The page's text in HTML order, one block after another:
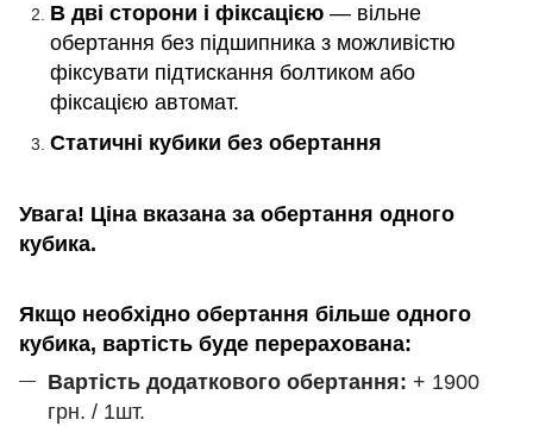
В дві сторони і фіксацією — вільне
обертання без підшипника з можливістю
фіксувати підтискання болтиком або
фіксацією автомат.
Статичні кубики без обертання
Увага! Ціна вказана за обертання одного
кубика.
Якщо необхідно обертання більше одного
кубика, вартість буде перерахована:
Вартість додаткового обертання: + 1900
грн. / 1шт.